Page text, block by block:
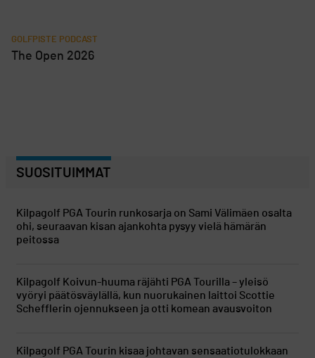
GOLFPISTE PODCAST
The Open 2026
SUOSITUIMMAT
Kilpagolf PGA Tourin runkosarja on Sami Välimäen osalta
ohi, seuraavan kisan ajankohta pysyy vielä hämärän
peitossa
Kilpagolf Koivun-huuma räjähti PGA Tourilla – yleisö
vyöryi päätösväylällä, kun nuorukainen laittoi Scottie
Schefflerin ojennukseen ja otti komean avausvoiton
Kilpagolf PGA Tourin kisaa johtavan sensaatiotulokkaan